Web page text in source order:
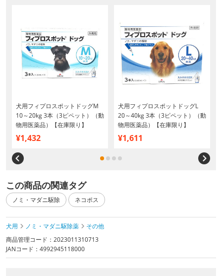
犬用フィプロスポットドッグM
10～20kg 3本（3ピペット）（動
物用医薬品）【在庫限り】
¥1,432
犬用フィプロスポットドッグL
20～40kg 3本（3ピペット）（動
物用医薬品）【在庫限り】
¥1,611
この商品の関連タグ
ノミ・マダニ駆除 ネコポス
犬用 ノミ・マダニ駆除薬
その他
商品管理コード：2023011310713
JANコード：4992945118000